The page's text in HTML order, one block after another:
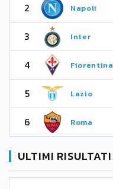
2 Napoli
3 Inter
4 Fiorentina
5 Lazio
6 Roma
ULTIMI RISULTATI